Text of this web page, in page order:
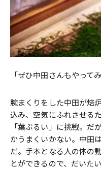
「ぜひ中田さんもやって
腕まくりをした中田が焙
込み、空気にふれさせる
「葉ぶるい」に挑戦。だ
かうまくいかない。中田
だ。手本となる人の体の
とができるので、だいた